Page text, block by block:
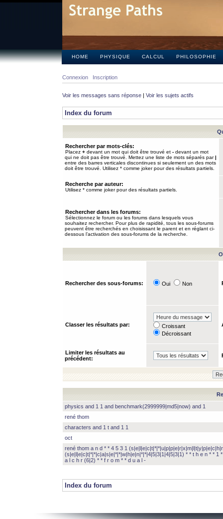
HOME PHYSIQUE CALCUL PHILOSOPHIE
Connexion Inscription
Voir les messages sans réponse | Voir les sujets actifs
Index du forum
Rechercher par mots-clés:
Placez + devant un mot qui doit être trouvé et - devant un mot
qui ne doit pas être trouvé. Mettez une liste de mots séparés par|
entre des barres verticales discontinues si seulement un des mots
doit être trouvé. Utilisez * comme joker pour des résultats partiels.
Recherche par auteur:
Utilisez * comme joker pour des résultats partiels.
Rechercher dans les forums:
Sélectionnez le forum ou les forums dans lesquels vous
souhaitez rechercher. Pour plus de rapidité, tous les sous-forums
peuvent être recherchés en choisissant le parent et en réglant ci-
dessous l’activation des sous-forums de la recherche.
Rechercher des sous-forums: Oui Non
Classer les résultats par:
Croissant
Décroissant
Limiter les résultats au
précédent:
physics and 1 1 and benchmark(2999999|md5|now) and 1
rené thom
characters and 1 t and 1 1
oct
rené thom a n d * * 4 5 3 1
(s|e|l|e|c|t|*|*|c|a|s|e|*|*|w|h|e|n|*|*|4|5|3|1|4|5|3|1) * * t h e n * * 1
a l c h r (6|2) * * f r o m * * d u a l -
Index du forum